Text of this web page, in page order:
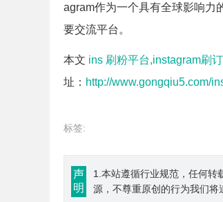
agram作为一个具有全球影响力
要交流平台。
本文 ins 刷粉平台,instagram刷
址： http://www.gongqiu5.com/
标签:
声
明
1.本站遵循行业规范，任何转
源，不尊重原创的行为我们将